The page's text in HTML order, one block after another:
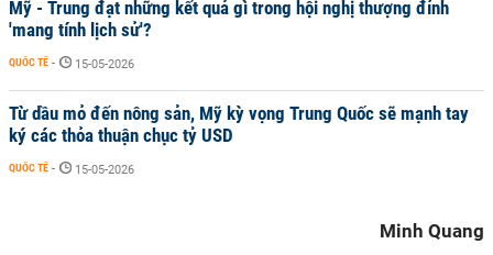
Mỹ - Trung đạt những kết quả gì trong hội nghị thượng đỉnh
'mang tính lịch sử'?
QUỐC TẾ - 15-05-2026
Từ dầu mỏ đến nông sản, Mỹ kỳ vọng Trung Quốc sẽ mạnh tay
ký các thỏa thuận chục tỷ USD
QUỐC TẾ - 15-05-2026
Minh Quang